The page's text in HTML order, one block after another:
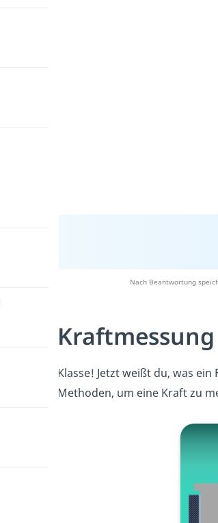
Nach Beantwortung
Kraftmessung
Klasse! Jetzt weißt du, was
Methoden, um eine Kraft zu